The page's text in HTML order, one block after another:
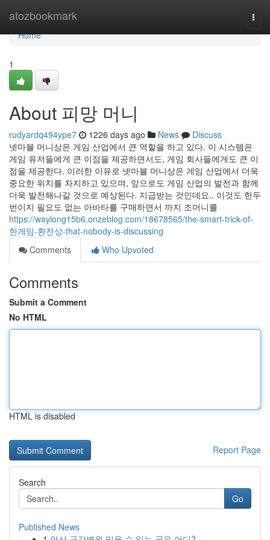
atozbookmark
Home
Home
1
About 피망 머니
rudyardq494ype7 1226 days ago News
Discuss
넷마블 머니상은 게임 산업에서 큰 역할을 하고 있다. 이 시스템은
게임 유저들에게 큰 이점을 제공하면서도, 게임 회사들에게도 큰 이
점을 제공한다. 이러한 이유로 넷마블 머니상은 게임 산업에서 더욱
중요한 위치를 차지하고 있으며, 앞으로도 게임 산업의 발전과 함께
더욱 발전해나갈 것으로 예상된다. 지급받는 것인데요.. 이것도 한두
번이지 필요도 없는 아바타를 구매하면서 까지 조머니를
https://waylong15b6.onzeblog.com/18678565/the-smart-trick-of-
한게임-환전상-that-nobody-is-discussing
Comments
Who Upvoted
Comments
Submit a Comment
No HTML
HTML is disabled
Report Page
Search
Go
Published News